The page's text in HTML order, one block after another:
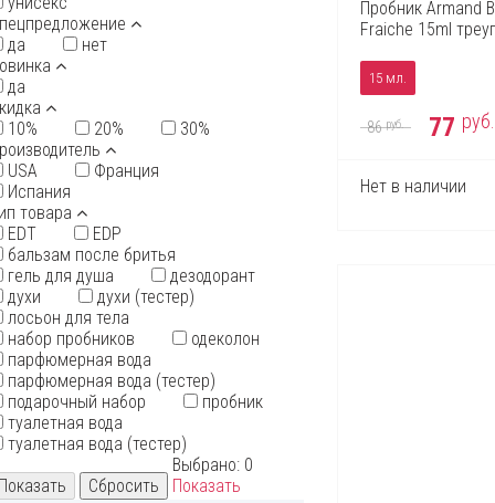
Bvlgari
By Kilian
Cacharel
Calvin Klein
Carolina Herrera
Cartier
Cerruti
Chanel
Chloe
Chopard
Christian Audigier
Christian Dior
Christian Lacroix
Christina Aguilera
Coach
Creed
Davidoff
Diesel
Dolce & Gabbana
Donna Karan
DSQUARED2
Eisenberg
Elie Saab
Elizabeth Arden
да
нет
да
10%
20%
30%
USA
Франция
Испания
товара
EDT
EDP
бальзам после бритья
гель для душа
дезодорант
духи
духи (тестер)
лосьон для тела
набор пробников
одеколон
парфюмерная вода
парфюмерная вода (тестер)
подарочный набор
пробник
туалетная вода
туалетная вода (тестер)
Выбрано: 0
Показать
Пробник Armand
Fraiche 15ml
15 мл.
86руб. 77 руб.
Нет в наличии